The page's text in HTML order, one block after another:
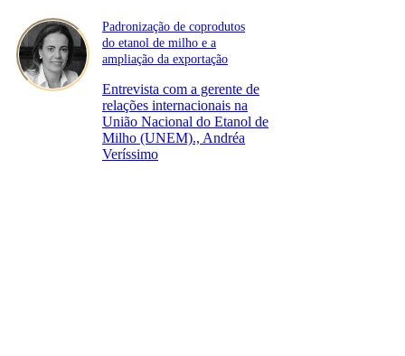
Padronização de coprodutos
do etanol de milho e a
ampliação da exportação
Entrevista com a gerente de
relações internacionais na
União Nacional do Etanol de
Milho (UNEM)., Andréa
Veríssimo